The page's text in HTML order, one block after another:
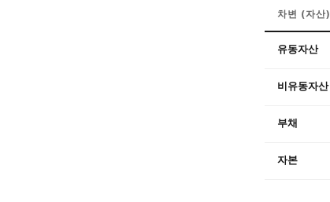
차변 (자산)
유동자산
비유동자산
부채
자본